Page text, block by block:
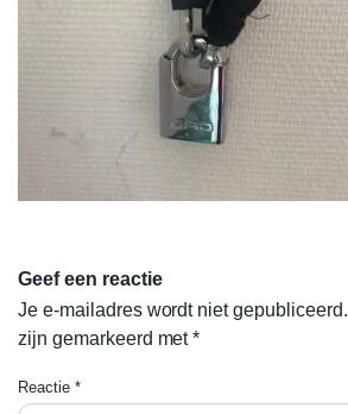
Geef een reactie
Je e-mailadres wordt niet gepubliceerd.
zijn gemarkeerd met*
Reactie *